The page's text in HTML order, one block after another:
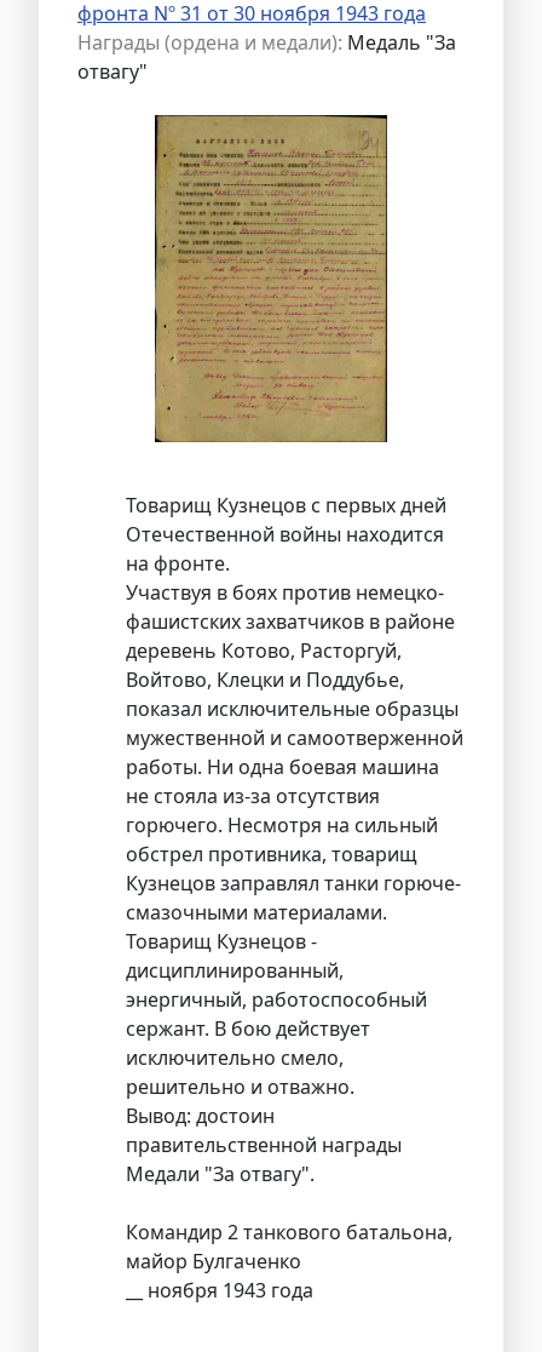
фронта Nº 31 от 30 ноября 1943 года
Награды (ордена и медали): Медаль "За
отвагу"
Товарищ Кузнецов с первых дней
Отечественной войны находится
на фронте.
Участвуя в боях против немецко-
фашистских захватчиков в районе
деревень Котово, Расторгуй,
Войтово, Клецки и Поддубье,
показал исключительные образцы
мужественной и самоотверженной
работы. Ни одна боевая машина
не стояла из-за отсутствия
горючего. Несмотря на сильный
обстрел противника, товарищ
Кузнецов заправлял танки горюче-
смазочными материалами.
Товарищ Кузнецов -
дисциплинированный,
энергичный, работоспособный
сержант. В бою действует
исключительно смело,
решительно и отважно.
Вывод: достоин
правительственной награды
Медали "За отвагу".
Командир 2 танкового батальона,
майор Булгаченко
__ ноября 1943 года